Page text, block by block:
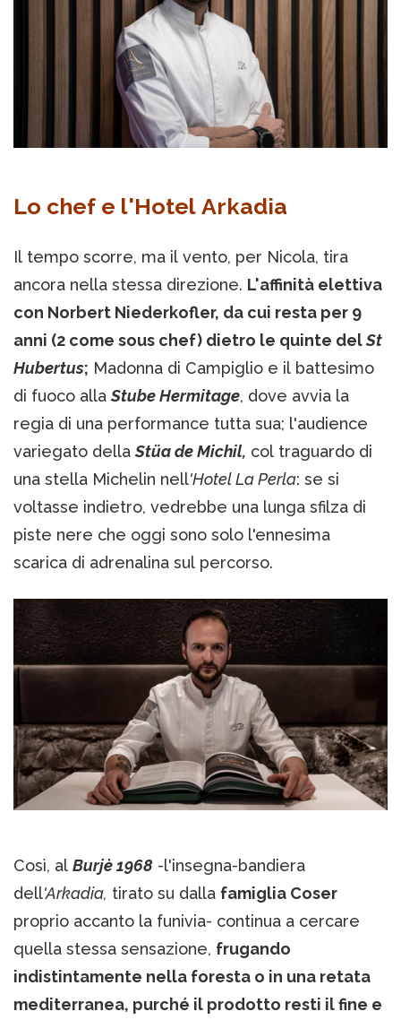
Lo chef e l'Hotel Arkadia
Il tempo scorre, ma il vento, per Nicola, tira
ancora nella stessa direzione. L'affinità elettiva
con Norbert Niederkofler, da cui resta per 9
anni (2 come sous chef) dietro le quinte delSt
Hubertus; Madonna di Campiglio e il battesimo
di fuoco allaStube Hermitage, dove avvia la
regia di una performance tutta sua; l'audience
variegato dellaStüa de Michil, col traguardo di
una stella Michelin nell'Hotel La Perla: se si
voltasse indietro, vedrebbe una lunga sfilza di
piste nere che oggi sono solo l'ennesima
scarica di adrenalina sul percorso.
Così, al Burjè 1968 -l'insegna-bandiera
dell'Arkadia, tirato su dalla famiglia Coser
proprio accanto la funivia- continua a cercare
quella stessa sensazione, frugando
indistintamente nella foresta o in una retata
mediterranea, purché il prodotto resti il fine e